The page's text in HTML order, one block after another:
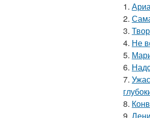
1.
2.
3.
4. Не
5.
6.
7.
8.